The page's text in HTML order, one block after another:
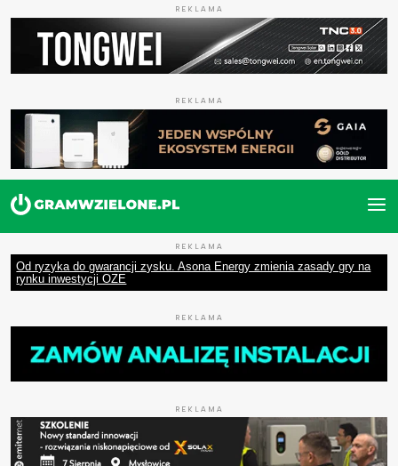
REKLAMA
REKLAMA
REKLAMA
Od ryzyka do gwarancji zysku. Asona Energy zmienia zasady gry na
rynku inwestycji OZE
REKLAMA
REKLAMA